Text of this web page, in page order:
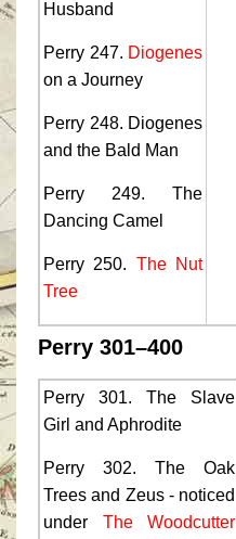
Husband
Perry 247. Diogenes
on a Journey
Perry 248. Diogenes
and the Bald Man
Perry 249. The
Dancing Camel
Perry 250. The Nut
Tree
Perry 301–400
Perry 301. The Slave
Girl and Aphrodite
Perry 302. The Oak
Trees and Zeus - noticed
under The Woodcutter